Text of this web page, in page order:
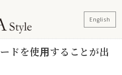
English
ドを使用することが出